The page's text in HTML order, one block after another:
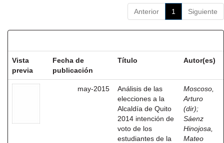
Anterior 1 Siguiente
Vista
previa
Fecha de
publicación
Título Autor(es)
may-2015
Análisis de las
elecciones a la
Alcaldía de Quito
2014 intención de
voto de los
estudiantes de la
Moscoso,
Arturo
(dir);
Sáenz
Hinojosa,
Mateo